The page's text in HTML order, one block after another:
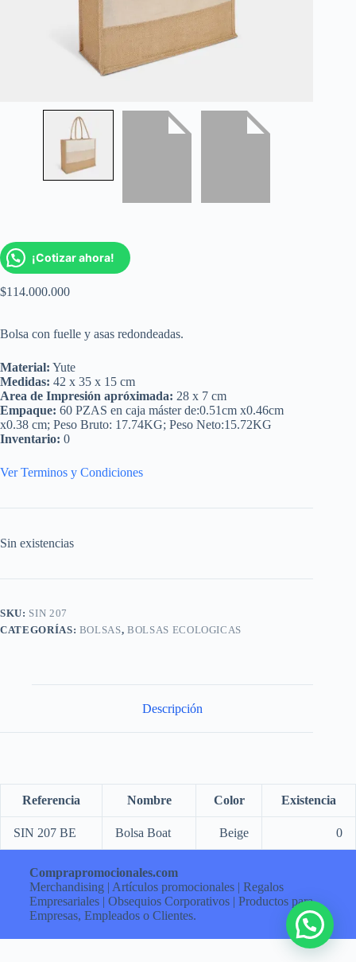
¡Cotizar ahora!
$114.000.000
Bolsa con fuelle y asas redondeadas.
Material: Yute
Medidas: 42 x 35 x 15 cm
Area de Impresión apróximada: 28 x 7 cm
Empaque: 60 PZAS en caja máster de:0.51cm x0.46cm
x0.38 cm; Peso Bruto: 17.74KG; Peso Neto:15.72KG
Inventario: 0
Ver Terminos y Condiciones
Sin existencias
SKU: SIN 207
CATEGORÍAS: BOLSAS,BOLSAS ECOLOGICAS
Descripción
Referencia Nombre Color Existencia
SIN 207 BE Bolsa Boat Beige 0
Comprapromocionales.com
Merchandising | Artículos promocionales | Regalos
Empresariales | Obsequios Corporativos | Productos para
Empresas, Empleados o Clientes.